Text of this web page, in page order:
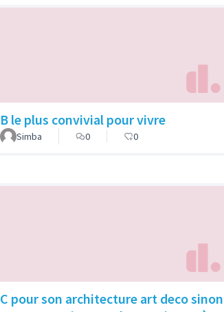
B le plus convivial pour vivre
Simba 0 0
C pour son architecture art deco